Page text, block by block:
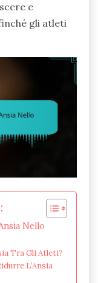
e
gli atleti
Nello
Tra Gli Atleti?
L’Ansia